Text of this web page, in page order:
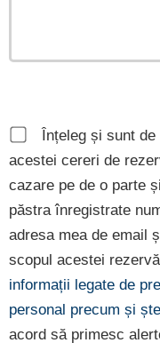
Înțeleg și sunt
acestei cereri de
cazare pe de o parte
păstra înregistrate
adresa mea de email
scopul acestei
informații legate de
personal precum și
acord să primesc